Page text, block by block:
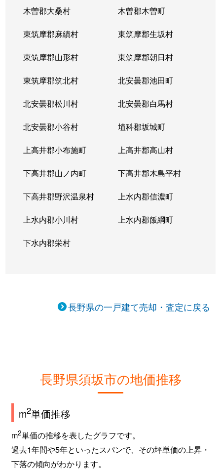
木曽郡大桑村 木曽郡木曽町
東筑摩郡麻績村 東筑摩郡生坂村
東筑摩郡山形村 東筑摩郡朝日村
東筑摩郡筑北村 北安曇郡池田町
北安曇郡松川村 北安曇郡白馬村
北安曇郡小谷村 埴科郡坂城町
上高井郡小布施町 上高井郡高山村
下高井郡山ノ内町 下高井郡木島平村
下高井郡野沢温泉村 上水内郡信濃町
上水内郡小川村 上水内郡飯綱町
下水内郡栄村
長野県の一戸建て売却・査定に戻る
長野県須坂市の地価推移
m2単価推移
m2単価の推移を表したグラフです。
過去1年間や5年といったスパンで、その坪単価の上昇・
下落の傾向がわかります。